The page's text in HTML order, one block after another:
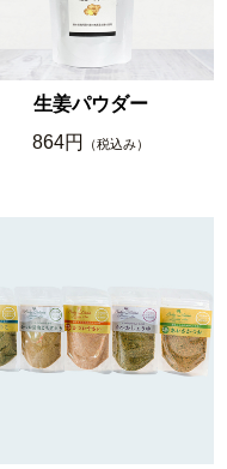
生姜パウダー
864円
（税込み）